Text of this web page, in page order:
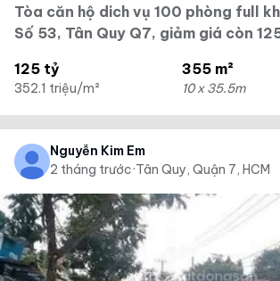
Tòa căn hộ dich vụ 100 phòng full
Số 53, Tân Quy Q7, giảm giá còn
125 tỷ
352.1 triệu/m²
355 m²
10 x 35.5m
Nguyễn Kim Em
2 tháng trước·Tân Quy, Quận 7, HCM